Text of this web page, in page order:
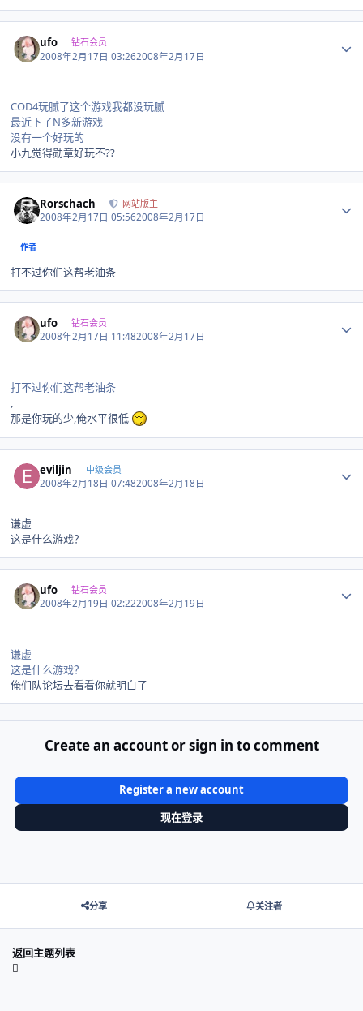
ufo 钻石会员
2008年2月17日 03:262008年2月17日
COD4玩腻了这个游戏我都没玩腻
最近下了N多新游戏
没有一个好玩的
小九觉得勋章好玩不??
Rorschach 网站版主
2008年2月17日 05:562008年2月17日
作者
打不过你们这帮老油条
ufo 钻石会员
2008年2月17日 11:482008年2月17日
打不过你们这帮老油条
,
那是你玩的少,俺水平很低
eviljin 中级会员
2008年2月18日 07:482008年2月18日
谦虚
这是什么游戏？
ufo 钻石会员
2008年2月19日 02:222008年2月19日
谦虚
这是什么游戏？
俺们队论坛去看看你就明白了
Create an account or sign in to comment
Register a new account
现在登录
分享 关注者
返回主题列表